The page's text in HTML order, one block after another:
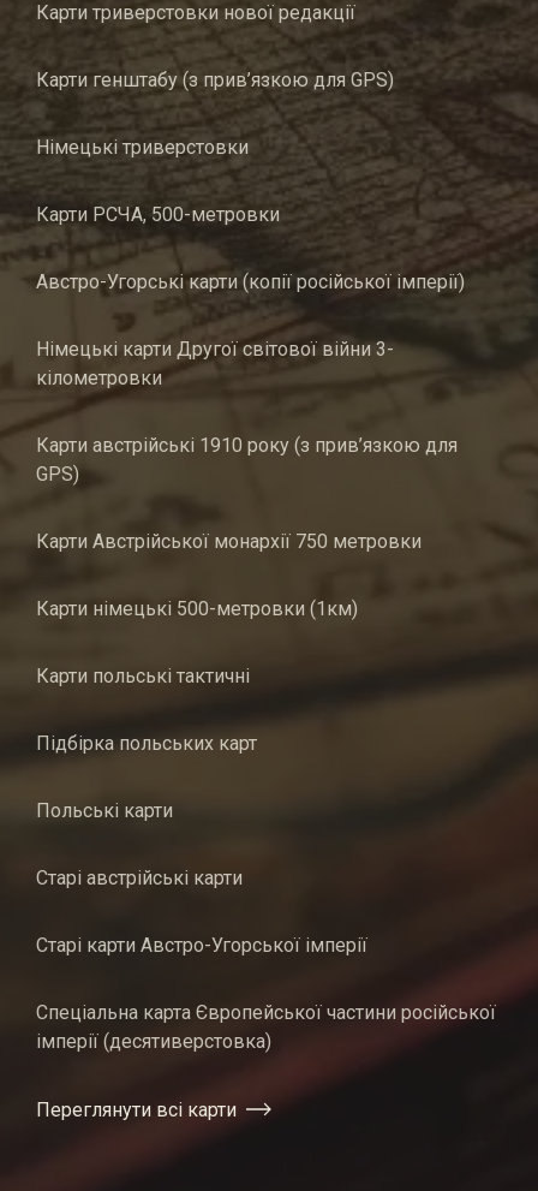
Карти триверстовки нової редакції
Карти генштабу (з прив’язкою для GPS)
Німецькі триверстовки
Карти РСЧА, 500-метровки
Австро-Угорські карти (копії російської імперії)
Німецькі карти Другої світової війни 3-
кілометровки
Карти австрійські 1910 року (з прив’язкою для
GPS)
Карти Австрійської монархії 750 метровки
Карти німецькі 500-метровки (1км)
Карти польські тактичні
Підбірка польських карт
Польські карти
Старі австрійські карти
Старі карти Австро-Угорської імперії
Спеціальна карта Європейської частини російської
імперії (десятиверстовка)
Переглянути всі карти